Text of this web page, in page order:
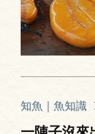
知魚｜魚知識